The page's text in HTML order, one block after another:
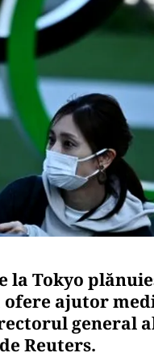
Tokyo
ofere ajutor
general
Reuters.